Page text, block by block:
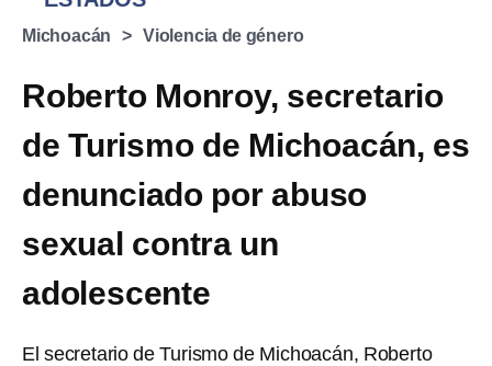
Michoacán Violencia de género
Roberto Monroy, secretario
de Turismo de Michoacán, es
denunciado por abuso
sexual contra un
adolescente
El secretario de Turismo de Michoacán, Roberto